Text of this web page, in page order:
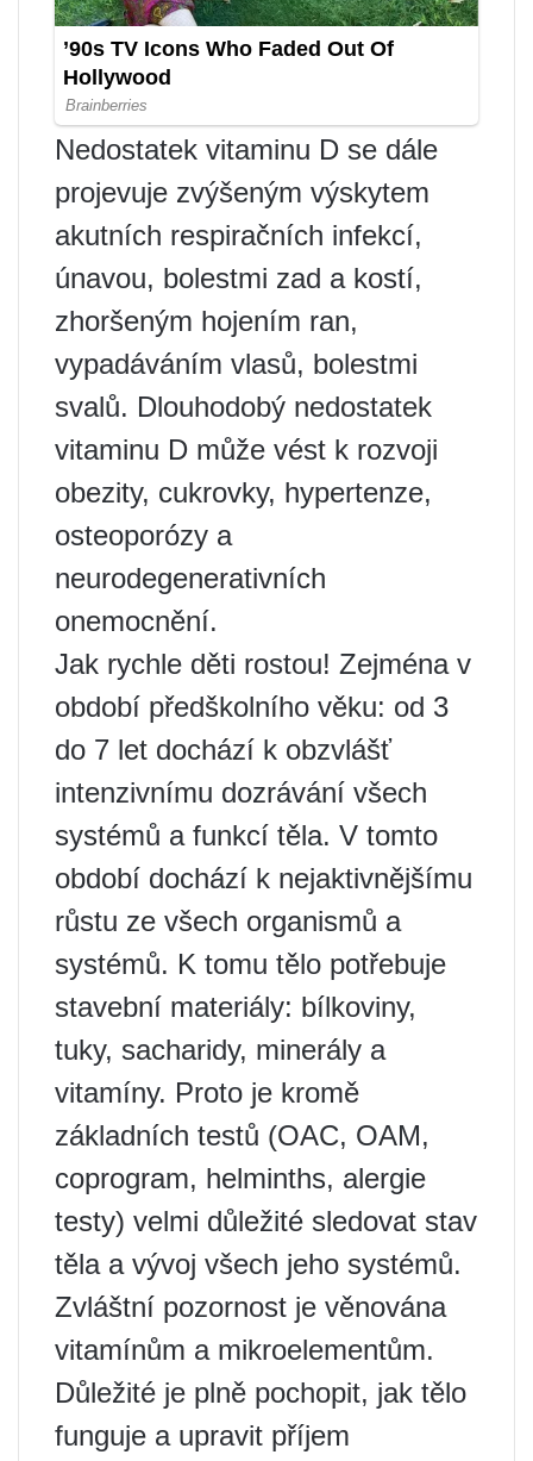
Nedostatek vitaminu D se dále
projevuje zvýšeným výskytem
akutních respiračních infekcí,
únavou, bolestmi zad a kostí,
zhoršeným hojením ran,
vypadáváním vlasů, bolestmi
svalů. Dlouhodobý nedostatek
vitaminu D může vést k rozvoji
obezity, cukrovky, hypertenze,
osteoporózy a
neurodegenerativních
onemocnění.
Jak rychle děti rostou! Zejména v
období předškolního věku: od 3
do 7 let dochází k obzvlášť
intenzivnímu dozrávání všech
systémů a funkcí těla. V tomto
období dochází k nejaktivnějšímu
růstu ze všech organismů a
systémů. K tomu tělo potřebuje
stavební materiály: bílkoviny,
tuky, sacharidy, minerály a
vitamíny. Proto je kromě
základních testů (OAC, OAM,
coprogram, helminths, alergie
testy) velmi důležité sledovat stav
těla a vývoj všech jeho systémů.
Zvláštní pozornost je věnována
vitamínům a mikroelementům.
Důležité je plně pochopit, jak tělo
funguje a upravit příjem